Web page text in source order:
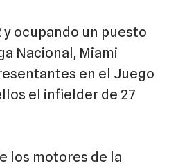
y ocupando un puesto
Nacional, Miami
en el Juego
el infielder de 27
los motores de la